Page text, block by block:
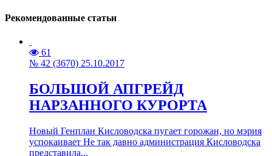
Рекомендованные статьи
61
№ 42 (3670) 25.10.2017
БОЛЬШОЙ АПГРЕЙД
НАРЗАННОГО КУРОРТА
Новый Генплан Кисловодска пугает горожан, но мэрия
успокаивает Не так давно администрация Кисловодска
представила...